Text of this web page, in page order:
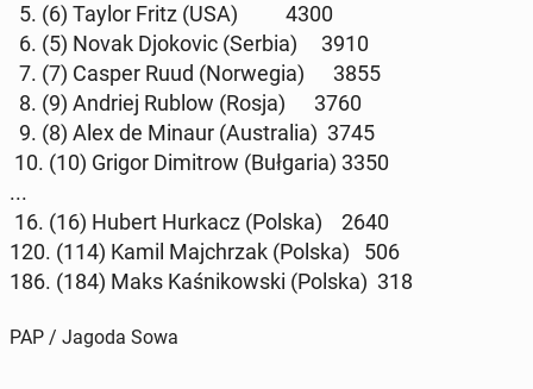
5. (6) Taylor Fritz (USA) 4300
6. (5) Novak Djo­ko­vic (Serbia) 3910
7. (7) Casper Ruud (Nor­we­gia) 3855
8. (9) Andriej Rublow (Rosja) 3760
9. (8) Alex de Minaur (Au­stra­lia) 3745
10. (10) Grigor Di­mi­trow (Buł­ga­ria) 3350
...
16. (16) Hubert Hurkacz (Polska) 2640
120. (114) Kamil Maj­chrzak (Polska) 506
186. (184) Maks Ka­śni­kow­ski (Polska) 318
PAP / Jagoda Sowa